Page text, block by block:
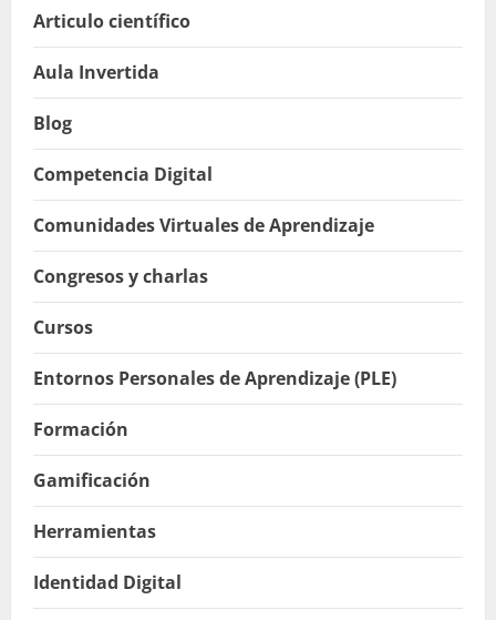
Articulo científico
Aula Invertida
Blog
Competencia Digital
Comunidades Virtuales de Aprendizaje
Congresos y charlas
Cursos
Entornos Personales de Aprendizaje (PLE)
Formación
Gamificación
Herramientas
Identidad Digital